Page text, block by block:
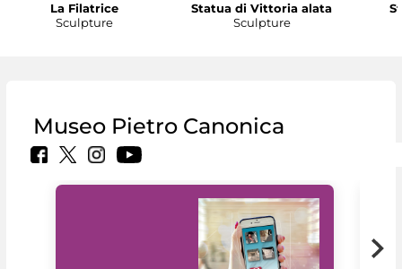
La Filatrice
Sculpture
Statua di Vittoria alata
Sculpture
Museo Pietro Canonica